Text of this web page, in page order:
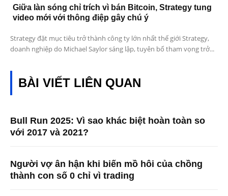
Giữa làn sóng chỉ trích vì bán Bitcoin, Strategy tung
video mới với thông điệp gây chú ý
Strategy đặt mục tiêu trở thành công ty lớn nhất thế giới Strategy,
doanh nghiệp do Michael Saylor sáng lập, tuyên bố tham vọng trở...
BÀI VIẾT LIÊN QUAN
Bull Run 2025: Vì sao khác biệt hoàn toàn so
với 2017 và 2021?
Người vợ ân hận khi biến mồ hôi của chồng
thành con số 0 chỉ vì trading